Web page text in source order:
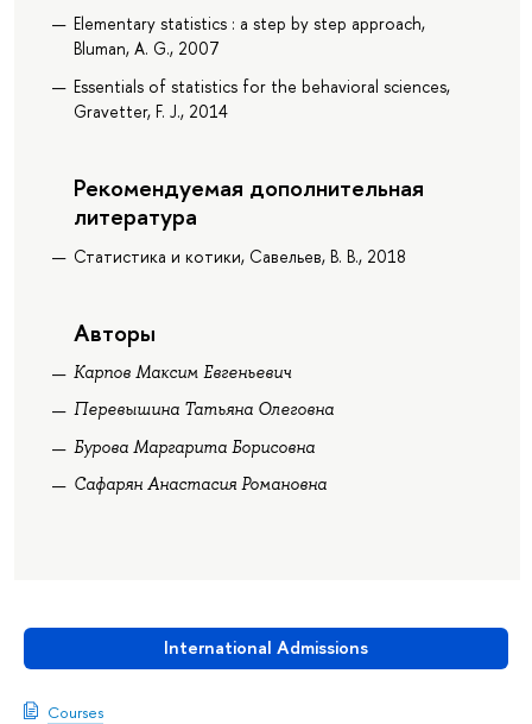
International Admissions
Courses
Elementary statistics : a step by step approach,
Bluman, A. G., 2007
Essentials of statistics for the behavioral sciences,
Gravetter, F. J., 2014
Рекомендуемая дополнительная
литература
Статистика и котики, Савельев, В. В., 2018
Авторы
Карпов Максим Евгеньевич
Перевышина Татьяна Олеговна
Бурова Маргарита Борисовна
Сафарян Анастасия Романовна